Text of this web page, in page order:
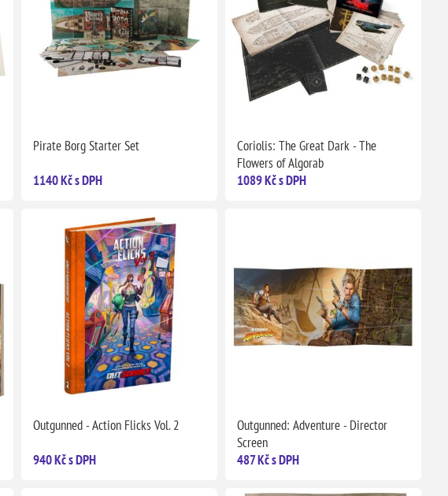
Pirate Borg Starter Set
1140 Kč s DPH
Coriolis: The Great Dark - The
Flowers of Algorab
1089 Kč s DPH
Outgunned - Action Flicks Vol. 2
940 Kč s DPH
Outgunned: Adventure - Director
Screen
487 Kč s DPH